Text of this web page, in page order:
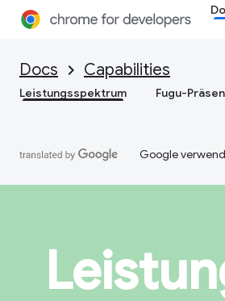
Docs Capabilities
Leistungsspektrum Fugu-
Google